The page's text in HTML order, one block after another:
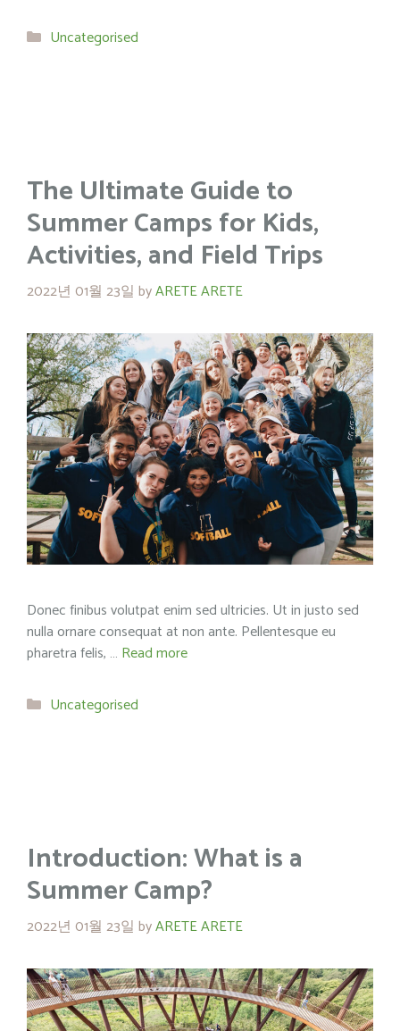
Categories
Uncategorised
The Ultimate Guide to
Summer Camps for Kids,
Activities, and Field Trips
2022년 01월 23일 byARETE ARETE
Donec finibus volutpat enim sed ultricies. Ut in justo sed
nulla ornare consequat at non ante. Pellentesque eu
pharetra felis, … Read more
Categories
Uncategorised
Introduction: What is a
Summer Camp?
2022년 01월 23일 byARETE ARETE